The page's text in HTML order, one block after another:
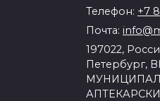
Телефон: +7
Почта:
197022,
Петербург,